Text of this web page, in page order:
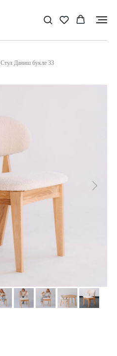
Стул Даниш букле 33